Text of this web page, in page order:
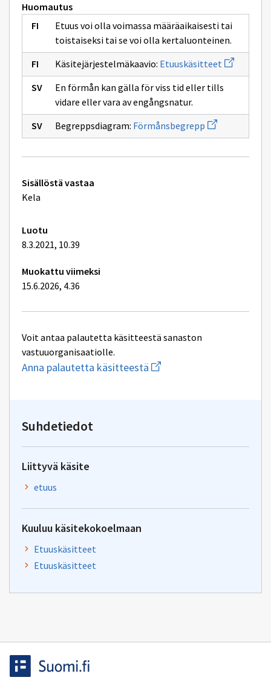
Huomautus
Etuus voi olla voimassa määräaikaisesti tai
toistaiseksi tai se voi olla kertaluonteinen.
Käsitejärjestelmäkaavio: Etuuskäsitteet Avaa
uuden
ikkunan
sivulle
En förmån kan gälla för viss tid eller tills
vidare eller vara av engångsnatur.
Begreppsdiagram: Förmånsbegrepp Avaa
uuden
ikkunan
Tekniset
lisätiedot
Sisällöstä vastaa
Kela
Luotu
8.3.2021, 10.39
Muokattu viimeksi
15.6.2026, 4.36
Voit antaa palautetta käsitteestä sanaston
vastuuorganisaatiolle.
Anna palautetta käsitteestä Aloita
uuden
Suhdetiedot
Liittyvä käsite
etuus
Kuuluu käsitekokoelmaan
Etuuskäsitteet
Etuuskäsitteet